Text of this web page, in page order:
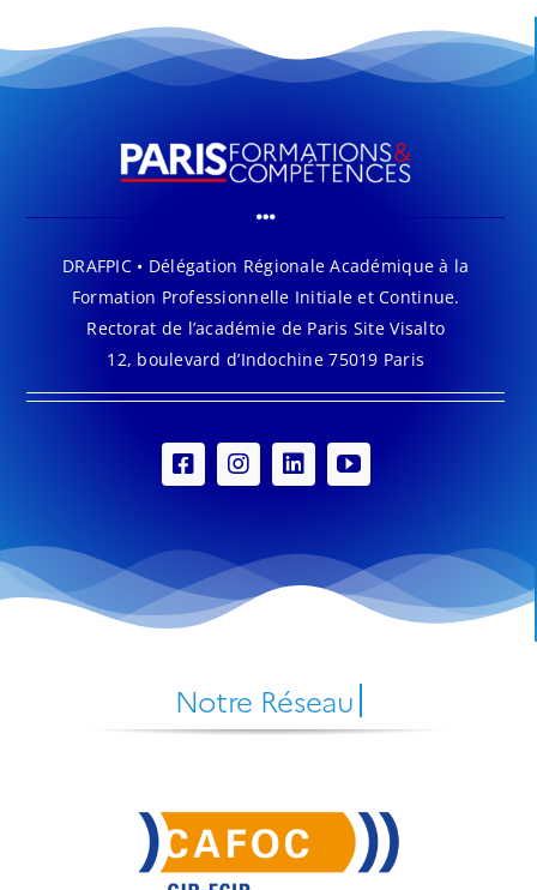
DRAFPIC • Délégation Régionale Académique à la
Formation Professionnelle Initiale et Continue.
Rectorat de l’académie de Paris Site Visalto
12, boulevard d’Indochine 75019 Paris